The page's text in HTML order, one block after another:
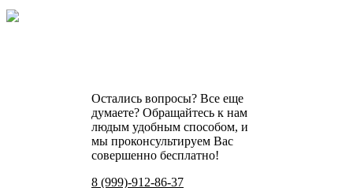
Остались вопросы? Все еще
думаете? Обращайтесь к нам
людым удобным способом, и
мы проконсультируем Вас
совершенно бесплатно!
8 (999)-912-86-37